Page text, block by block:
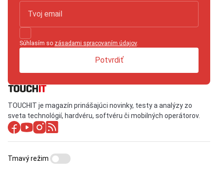
Súhlasím so zásadami spracovaním údajov.
Potvrdiť
TOUCHIT je magazín prinášajúci novinky, testy a analýzy zo
sveta technológií, hardvéru, softvéru či mobilných operátorov.
Tmavý režim